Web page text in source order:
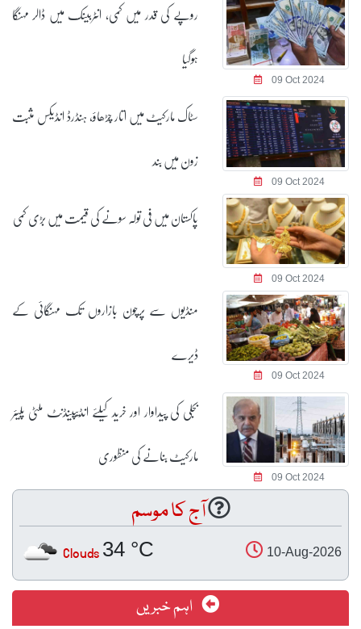
09 Oct 2024
روپے کی قدر میں کمی، انٹربینک میں ڈالر مہنگا
ہوگیا
09 Oct 2024
سٹاک مارکیٹ میں اتار چڑھاؤ، ہنڈرڈ انڈیکس مثبت
زون میں بند
09 Oct 2024
پاکستان میں فی تولہ سونے کی قیمت میں بڑی کمی
09 Oct 2024
منڈیوں سے پرچون بازاروں تک مہنگائی کے
ڈیرے
09 Oct 2024
بجلی کی پیداوار اور خرید کیلئے انڈیپینڈنٹ ملٹی پلیئر
مارکیٹ بنانے کی منظوری
آج کا موسم
10-Aug-2026
34 °C
Clouds
اہم خبریں